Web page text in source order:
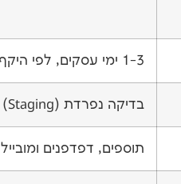
1-3 ימי עסקים, לפי היקף
בדיקה נפרדת (Staging) עם גיבוי מלא
תוספים, דפדפנים ומובייל